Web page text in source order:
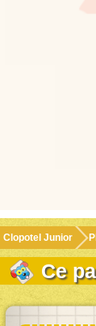
Clopotel Junior
Ce